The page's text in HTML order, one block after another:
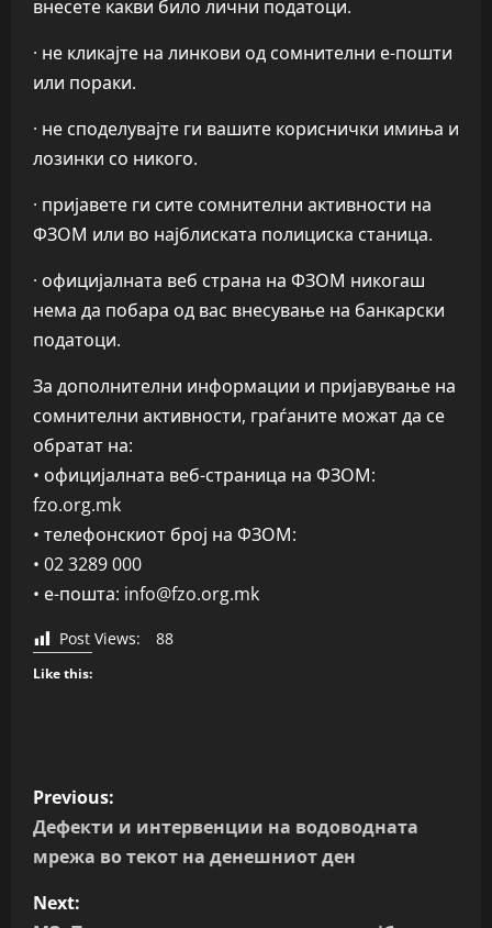
внесете какви било лични податоци.
· не кликајте на линкови од сомнителни е-пошти
или пораки.
· не споделувајте ги вашите кориснички имиња и
лозинки со никого.
· пријавете ги сите сомнителни активности на
ФЗОМ или во најблиската полициска станица.
· официјалната веб страна на ФЗОМ никогаш
нема да побара од вас внесување на банкарски
податоци.
За дополнителни информации и пријавување на
сомнителни активности, граѓаните можат да се
обратат на:
• официјалната веб-страница на ФЗОМ:
fzo.org.mk
• телефонскиот број на ФЗОМ:
• 02 3289 000
• е-пошта: info@fzo.org.mk
Post Views: 88
Like this:
P
o
Previous:
Дефекти и интервенции на водоводната
мрежа во текот на денешниот ден
Next: